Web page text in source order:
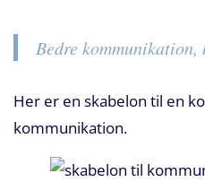
Bedre
Her er en skabelon til en
kommunikation.